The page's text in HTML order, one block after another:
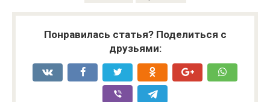
Понравилась статья? Поделиться с
друзьями: